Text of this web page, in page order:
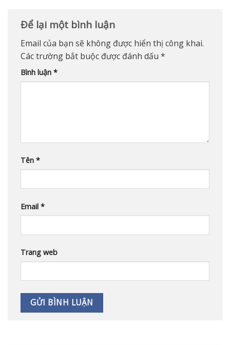
TẠI SAO KHÔNG?
Để lại một bình luận
Email của bạn sẽ không được hiển thị công khai.
Các trường bắt buộc được đánh dấu *
Bình luận *
Tên *
Email *
Trang web